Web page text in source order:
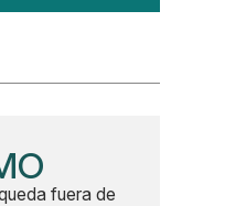
fuera de